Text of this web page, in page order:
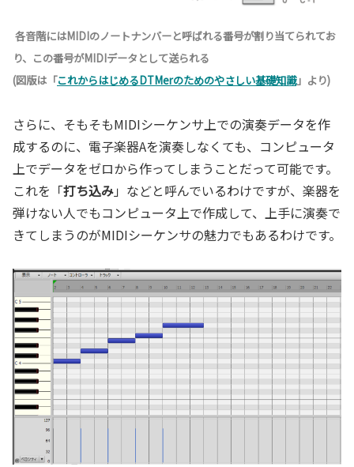
各音階にはMIDIのノートナンバーと呼ばれる番号が割り当てられてお
り、この番号がMIDIデータとして送られる
(図版は「これからはじめるDTMerのためのやさしい基礎知識」より)
さらに、そもそもMIDIシーケンサ上での演奏データを作
成するのに、電子楽器Aを演奏しなくても、コンピュータ
上でデータをゼロから作ってしまうことだって可能です。
これを「打ち込み」などと呼んでいるわけですが、楽器を
弾けない人でもコンピュータ上で作成して、上手に演奏で
きてしまうのがMIDIシーケンサの魅力でもあるわけです。